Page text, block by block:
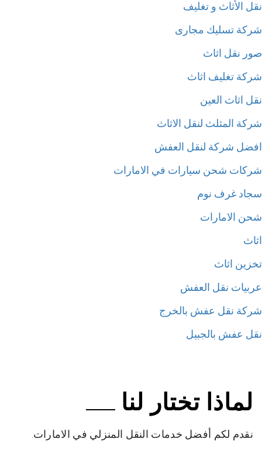
الأثاث و تغليف
تسليك مجارى
نقل اثاث
تغليف اثاث
اثاث العين
المثلث لنقل الاثاث
شركة لنقل العفش
شحن سيارات في الامارات
غرف نوم
الامارات
اثاث
نقل العفش
نقل عفش بالخرج
عفش بالجبيل
لماذا تختار لنا
نقدم لكم أفضل خدمات النقل المنزلي في الامارات.